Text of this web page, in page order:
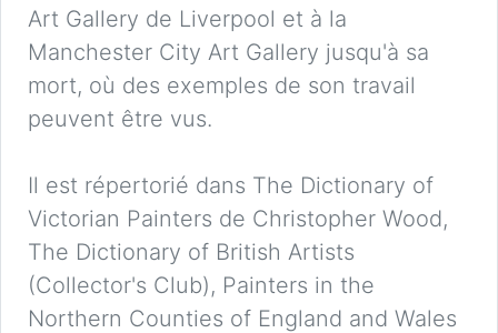
Art Gallery de Liverpool et à la
Manchester City Art Gallery jusqu'à sa
mort, où des exemples de son travail
peuvent être vus.
Il est répertorié dans The Dictionary of
Victorian Painters de Christopher Wood,
The Dictionary of British Artists
(Collector's Club), Painters in the
Northern Counties of England and Wales